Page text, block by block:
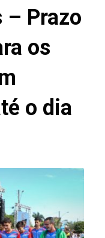
– Prazo
os
o dia